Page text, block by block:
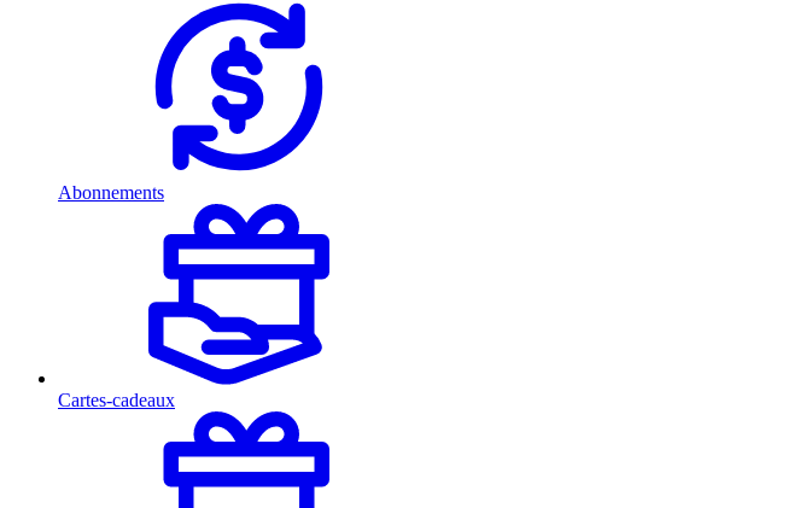
Abonnements
Cartes-cadeaux